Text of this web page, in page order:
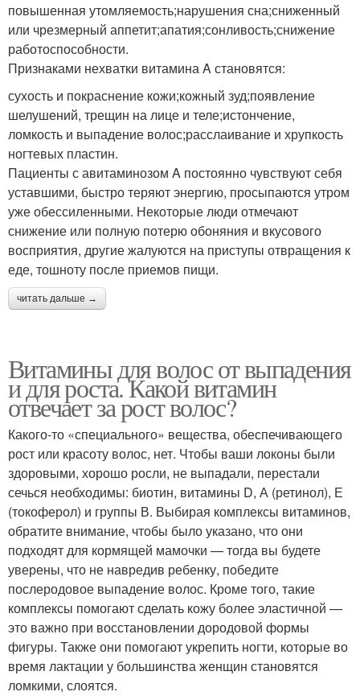
повышенная утомляемость;нарушения сна;сниженный
или чрезмерный аппетит;апатия;сонливость;снижение
работоспособности.
Признаками нехватки витамина A становятся:
сухость и покраснение кожи;кожный зуд;появление
шелушений, трещин на лице и теле;истончение,
ломкость и выпадение волос;расслаивание и хрупкость
ногтевых пластин.
Пациенты с авитаминозом A постоянно чувствуют себя
уставшими, быстро теряют энергию, просыпаются утром
уже обессиленными. Некоторые люди отмечают
снижение или полную потерю обоняния и вкусового
восприятия, другие жалуются на приступы отвращения к
еде, тошноту после приемов пищи.
читать дальше →
Витамины для волос от выпадения
и для роста. Какой витамин
отвечает за рост волос?
Какого-то «специального» вещества, обеспечивающего
рост или красоту волос, нет. Чтобы ваши локоны были
здоровыми, хорошо росли, не выпадали, перестали
сечься необходимы: биотин, витамины D, А (ретинол), Е
(токоферол) и группы В. Выбирая комплексы витаминов,
обратите внимание, чтобы было указано, что они
подходят для кормящей мамочки — тогда вы будете
уверены, что не навредив ребенку, победите
послеродовое выпадение волос. Кроме того, такие
комплексы помогают сделать кожу более эластичной —
это важно при восстановлении дородовой формы
фигуры. Также они помогают укрепить ногти, которые во
время лактации у большинства женщин становятся
ломкими, слоятся.